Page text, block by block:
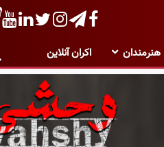
هنرمندان اکران آنلاین